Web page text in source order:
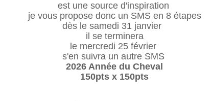
est une source d'inspiration
je vous propose donc un SMS en 8 étapes
dès le samedi 31 janvier
il se terminera
le mercredi 25 février
s'en suivra un autre SMS
2026 Année du Cheval
150pts x 150pts